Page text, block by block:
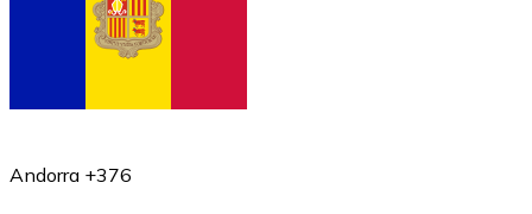
Transferencia SEPA
Añade fondos a tu cuenta Bitnovo o realiza compras
Comprar con Transferencia
Utiliza tarjetas Visa y Mastercard para comprar
Andorra +376